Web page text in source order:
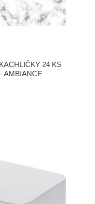
24 KS
AMBIANCE